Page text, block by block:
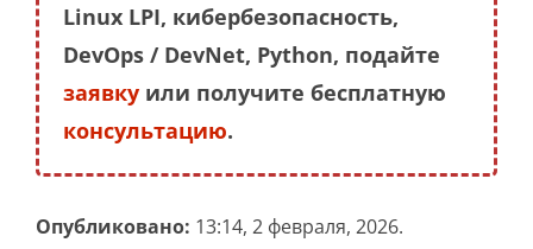
Linux LPI, кибербезопасность,
DevOps / DevNet, Python, подайте
заявку или получите бесплатную
консультацию.
Опубликовано: 13:14, 2 февраля, 2026.